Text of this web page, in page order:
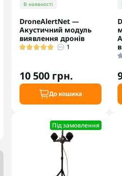
В наявності
DroneAlertNet —
Акустичний модуль
виявлення дронів
1
10 500 грн.
До кошика
Під замовлення